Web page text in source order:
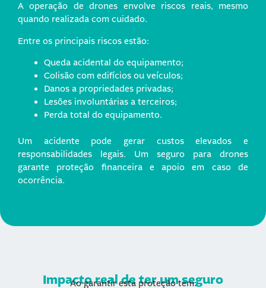
A operação de drones envolve riscos reais, mesmo
quando realizada com cuidado.
Entre os principais riscos estão:
Queda acidental do equipamento;
Colisão com edifícios ou veículos;
Danos a propriedades privadas;
Lesões involuntárias a terceiros;
Perda total do equipamento.
Um acidente pode gerar custos elevados e
responsabilidades legais. Um seguro para drones
garante proteção financeira e apoio em caso de
ocorrência.
Impacto real de ter um seguro
Ao garantir esta proteção tem: